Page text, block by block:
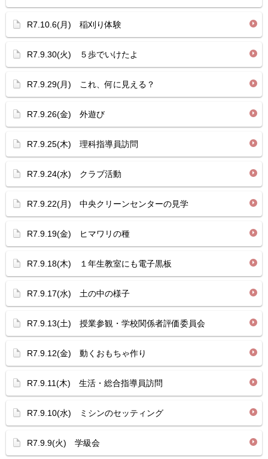
R7.10.6(月) 稲刈り体験
R7.9.30(火) ５歩でいけたよ
R7.9.29(月) これ、何に見える？
R7.9.26(金) 外遊び
R7.9.25(木) 理科指導員訪問
R7.9.24(水) クラブ活動
R7.9.22(月) 中央クリーンセンターの見学
R7.9.19(金) ヒマワリの種
R7.9.18(木) １年生教室にも電子黒板
R7.9.17(水) 土の中の様子
R7.9.13(土) 授業参観・学校関係者評価委員会
R7.9.12(金) 動くおもちゃ作り
R7.9.11(木) 生活・総合指導員訪問
R7.9.10(水) ミシンのセッティング
R7.9.9(火) 学級会